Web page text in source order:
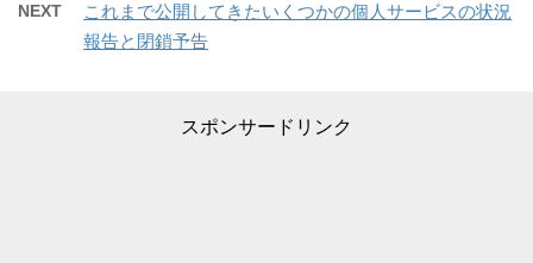
NEXT
これまで公開してきたいくつかの個人サービスの状況
報告と閉鎖予告
スポンサードリンク